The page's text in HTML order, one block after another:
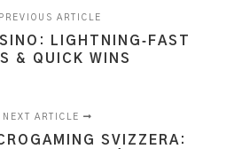
PREVIOUS ARTICLE
LIGHTNING‑FAST
& QUICK WINS
NEXT ARTICLE
SVIZZERA: